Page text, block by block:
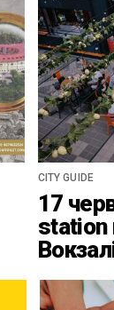
CITY GUIDE
17
station
ий
сезон